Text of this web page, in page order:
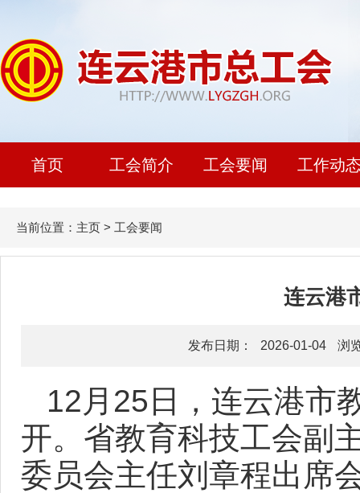
首页 工会简介 工会要闻 工作动
当前位置： 主页 > 工会要闻
连云港
发布日期： 2026-01-04 浏
12月25日，连云港市
开。省教育科技工会副
委员会主任刘章程出席